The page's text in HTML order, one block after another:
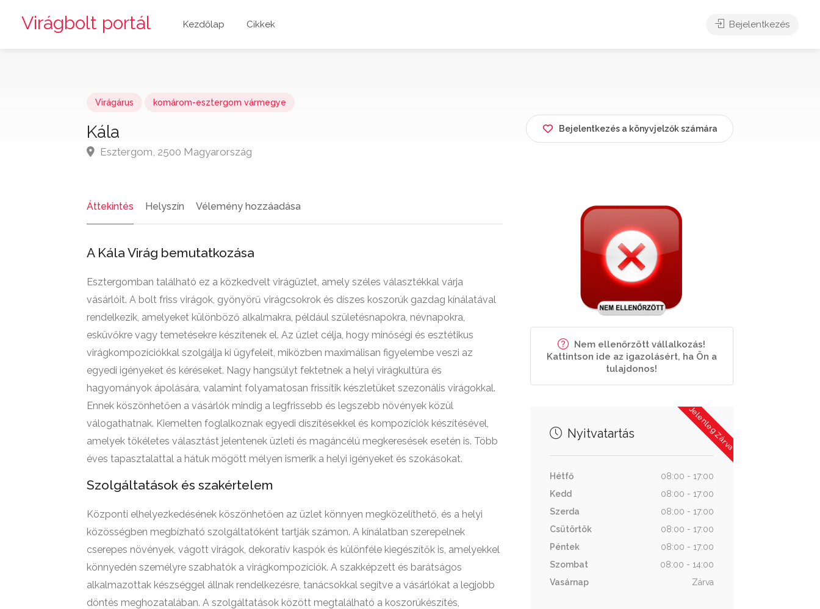
Virágbolt portál Kezdőlap Cikkek Bejelentkezés
Virágárus komárom-esztergom vármegye
Kála
Esztergom, 2500 Magyarország
Bejelentkezés a könyvjelzők számára
Áttekintés Helyszín Vélemény hozzáadása
A Kála Virág bemutatkozása
Esztergomban található ez a közkedvelt virágüzlet, amely széles választékkal várja
vásárlóit. A bolt friss virágok, gyönyörű virágcsokrok és díszes koszorúk gazdag kínálatával
rendelkezik, amelyeket különböző alkalmakra, például születésnapokra, névnapokra,
esküvőkre vagy temetésekre készítenek el. Az üzlet célja, hogy minőségi és esztétikus
virágkompozíciókkal szolgálja ki ügyfeleit, miközben maximálisan figyelembe veszi az
egyedi igényeket és kéréseket. Nagy hangsúlyt fektetnek a helyi virágkultúra és
hagyományok ápolására, valamint folyamatosan frissítik készletüket szezonális virágokkal.
Ennek köszönhetően a vásárlók mindig a legfrissebb és legszebb növények közül
válogathatnak. Kiemelten foglalkoznak egyedi díszítésekkel és kompozíciók készítésével,
amelyek tökéletes választást jelentenek üzleti és magáncélú megkeresések esetén is. Több
éves tapasztalattal a hátuk mögött mélyen ismerik a helyi igényeket és szokásokat.
Szolgáltatások és szakértelem
Központi elhelyezkedésének köszönhetően az üzlet könnyen megközelíthető, és a helyi
közösségben megbízható szolgáltatóként tartják számon. A kínálatban szerepelnek
cserepes növények, vágott virágok, dekoratív kaspók és különféle kiegészítők is, amelyekkel
könnyedén személyre szabhatók a virágkompozíciók. A szakképzett és barátságos
alkalmazottak készséggel állnak rendelkezésre, tanácsokkal segítve a vásárlókat a legjobb
döntés meghozatalában. A szolgáltatások között megtalálható a koszorúkészítés,
Nem ellenőrzött vállalkozás!
Kattintson ide az igazolásért, ha Ön a
tulajdonos!
Jelenleg Zárva
Nyitvatartás
Hétfő
08:00 - 17:00
Kedd
08:00 - 17:00
Szerda
08:00 - 17:00
Csütörtök
08:00 - 17:00
Péntek
08:00 - 17:00
Szombat
08:00 - 14:00
Vasárnap
Zárva